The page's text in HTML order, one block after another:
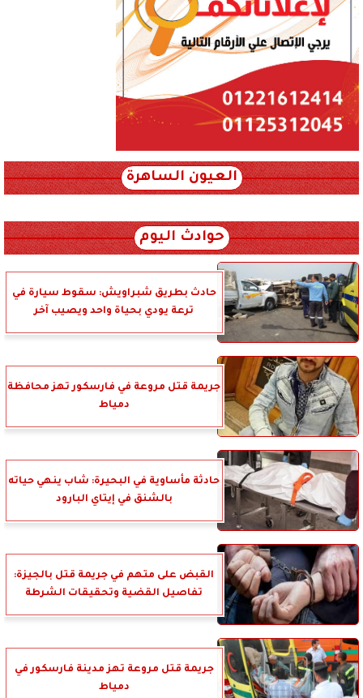
العيون الساهرة
حوادث اليوم
حادث بطريق شبراويش: سقوط سيارة في
ترعة يودي بحياة واحد ويصيب آخر
جريمة قتل مروعة في فارسكور تهز محافظة
دمياط
حادثة مأساوية في البحيرة: شاب ينهي حياته
بالشنق في إيتاي البارود
القبض على متهم في جريمة قتل بالجيزة:
تفاصيل القضية وتحقيقات الشرطة
جريمة قتل مروعة تهز مدينة فارسكور في
دمياط